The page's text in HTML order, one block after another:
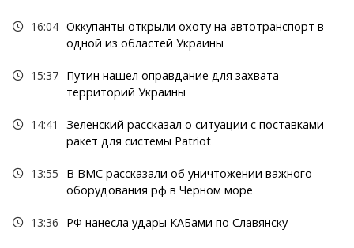
16:04 Оккупанты открыли охоту на автотранспорт в
одной из областей Украины
15:37 Путин нашел оправдание для захвата
территорий Украины
14:41
Зеленский рассказал о ситуации с поставками
ракет для системы Patriot
13:55
В ВМС рассказали об уничтожении важного
оборудования рф в Черном море
13:36 РФ нанесла удары КАБами по Славянску